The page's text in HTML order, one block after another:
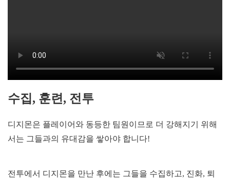
수집, 훈련, 전투
디지몬은 플레이어와 동등한 팀원이므로 더 강해지기 위해
서는 그들과의 유대감을 쌓아야 합니다!
전투에서 디지몬을 만난 후에는 그들을 수집하고, 진화, 퇴